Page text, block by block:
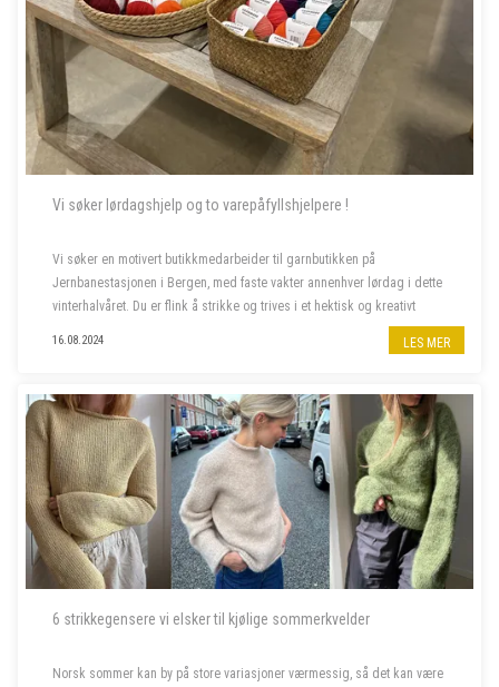
Vi søker lørdagshjelp og to varepåfyllshjelpere !
Vi søker en motivert butikkmedarbeider til garnbutikken på
Jernbanestasjonen i Bergen, med faste vakter annenhver lørdag i dette
vinterhalvåret. Du er flink å strikke og trives i et hektisk og kreativt
16.08.2024 LES MER
6 strikkegensere vi elsker til kjølige sommerkvelder
Norsk sommer kan by på store variasjoner værmessig, så det kan være